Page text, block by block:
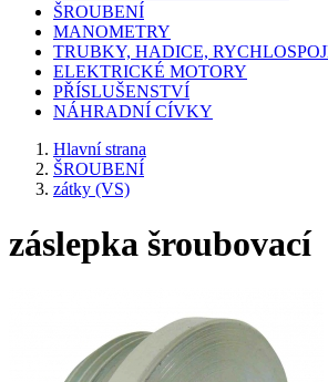
ŠROUBENÍ
MANOMETRY
TRUBKY, HADICE,
ELEKTRICKÉ MOTORY
PŘÍSLUŠENSTVÍ
NÁHRADNÍ CÍVKY
Hlavní strana
ŠROUBENÍ
zátky (VS)
záslepka šroubovací